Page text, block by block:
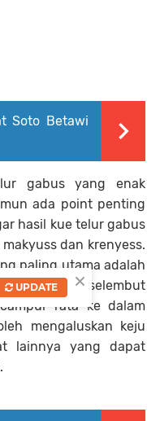
Soto Betawi
gabus yang enak
ada point penting
hasil kue telur gabus
dan krenyess.
paling utama adalah
keju selembut
rata ke dalam
mengaluskan keju
lainnya yang dapat
×
UPDATE